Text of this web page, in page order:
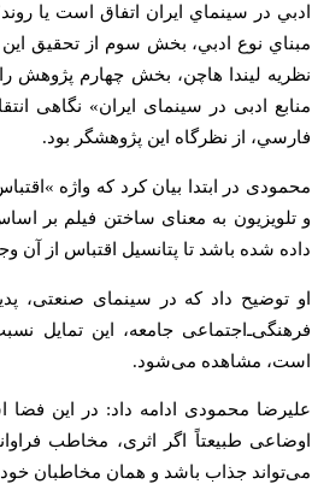
ادبي در سينماي ايران اتفاق است يا
مبناي نوع ادبي، بخش سوم از تحقیق
نظريه ليندا هاچن، بخش چهارم پژوهش
منابع ادبی در سینمای ایران» نگاهی
فارسي، از نظرگاه این پژوهشگر بود.
محمودی در ابتدا بیان کرد که واژه‌
و تلویزیون به معنای ساختن فیلم بر
داده شده باشد تا پتانسیل اقتباس از آن
او توضیح داد که در سینمای صنعتی،
فرهنگی‌ـ‌اجتماعی جامعه، این تمایل
است، مشاهده می‌شود.
علیرضا محمودی ادامه داد: در این
اوضاعی طبیعتاً اگر اثری، مخاطب
می‌تواند جذاب باشد و همان مخاطبان خود